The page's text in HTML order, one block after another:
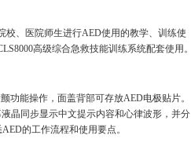
校、医院师生进行AED使用的教学、训练使
高级综合急救技能训练系统配套使用。
功能操作，面盖背部可存放AED电极贴片。
晶同步显示中文提示内容和心律波形，并分
的工作流程和使用要点。